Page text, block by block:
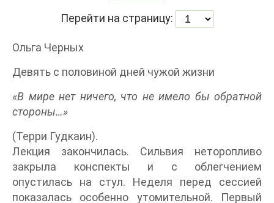
Перейти на страницу:
Ольга Черных
Девять с половиной дней чужой жизни
«В мире нет ничего, что не имело бы обратной
стороны…»
(Терри Гудкаин).
Лекция закончилась. Сильвия неторопливо
закрыла конспекты и с облегчением
опустилась на стул. Неделя перед сессией
показалась особенно утомительной. Первый